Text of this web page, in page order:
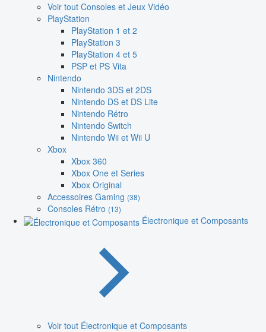
Voir tout Consoles et Jeux Vidéo
PlayStation
PlayStation 1 et 2
PlayStation 3
PlayStation 4 et 5
PSP et PS Vita
Nintendo
Nintendo 3DS et 2DS
Nintendo DS et DS Lite
Nintendo Rétro
Nintendo Switch
Nintendo Wii et Wii U
Xbox
Xbox 360
Xbox One et Series
Xbox Original
Accessoires Gaming (38)
Consoles Rétro (13)
Électronique et Composants
Voir tout Électronique et Composants